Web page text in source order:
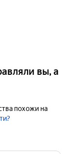
вы, а
похожи на